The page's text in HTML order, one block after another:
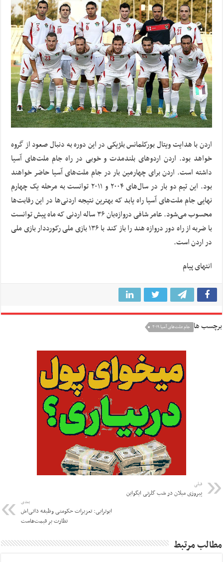
اردن با هدایت ویتال بورکلمانس بلژیکی در این دوره به دنبال صعود از گروه
خواهد بود. اردن اردوهای بلندمدت و خوبی در راه جام ملت‌های آسیا
داشته است. اردن برای چهارمین بار در جام ملت‌های آسیا حاضر خواهند
بود. این تیم دو بار در سال‌های ۲۰۰۴ و ۲۰۱۱ توانست به مرحله یک چهارم
نهایی جام ملت‌های آسیا راه یابد که بهترین نتیجه اردنی‌ها در این رقابت‌ها
محسوب می‌شود. عامر شافی دروازه‌بان ۳۶ ساله اردنی که ماه پیش توانست
با ضربه از راه دور دروازه هند را باز کند با ۱۳۶ بازی ملی رکورددار بازی ملی
در اردن است.
انتهای پیام
برچسب ها جام ملت‌های آسیا ۲۰۱۹
قبلی
پیروزی میلان در شب گلزنی ایگواین
بعدی
ابوترابی: تعزیرات حکومتی وظیفه ذاتی‌اش
نظارت بر قیمت‌هاست
مطالب مرتبط